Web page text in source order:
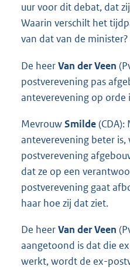
uur voor dit debat, dat
Waarin verschilt het
van dat van de minister?
De heerVan der Veen
postverevening pas
anteverevening op orde
MevrouwSmilde
anteverevening beter
postverevening
dat ze op een
postverevening gaat
haar hoe zij dat ziet.
De heerVan der Veen
aangetoond is dat die
werkt, wordt de ex-